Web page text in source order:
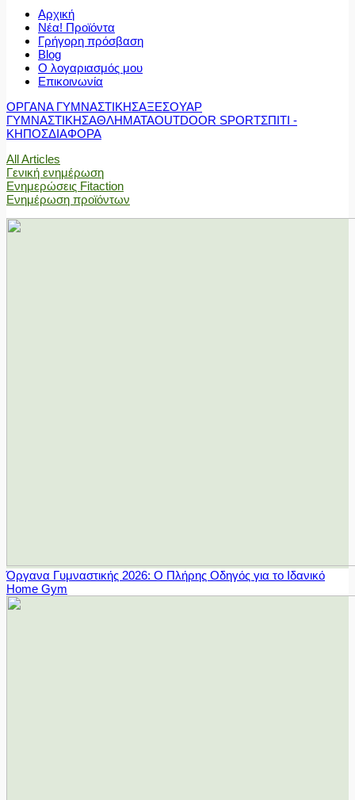
Αρχική
Νέα! Προϊόντα
Γρήγορη πρόσβαση
Blog
Ο λογαριασμός μου
Επικοινωνία
ΟΡΓΑΝΑ ΓΥΜΝΑΣΤΙΚΗΣΑΞΕΣΟΥΑΡ
ΓΥΜΝΑΣΤΙΚΗΣΑΘΛΗΜΑΤΑOUTDOOR SPORTΣΠΙΤΙ -
ΚΗΠΟΣΔΙΑΦΟΡΑ
All Articles
Γενική ενημέρωση
Ενημερώσεις Fitaction
Ενημέρωση προϊόντων
Όργανα Γυμναστικής 2026: Ο Πλήρης Οδηγός για το Ιδανικό
Home Gym